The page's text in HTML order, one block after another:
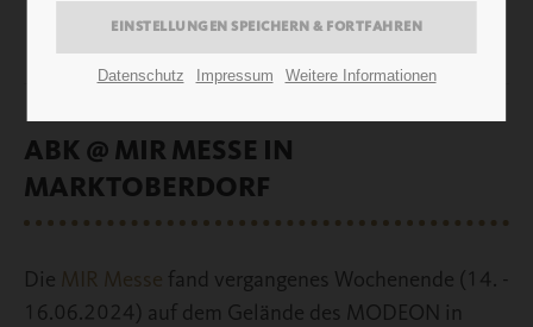
ABK @ MIR MESSE IN
MARKTOBERDORF
Die MIR Messe fand vergangenes Wochenende (14. -
16.06.2024) auf dem Gelände des MODEON in
Datenschutz Impressum Weitere Informationen